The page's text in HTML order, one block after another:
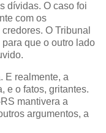
dívidas. O caso foi
com os
O Tribunal
que o outro lado
E realmente, a
e o fatos, gritantes.
mantivera a
argumentos, a